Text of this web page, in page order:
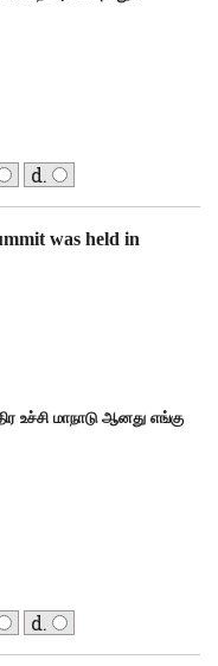
d.
was held in
உச்சி மாநாடு ஆனது எங்கு
d.